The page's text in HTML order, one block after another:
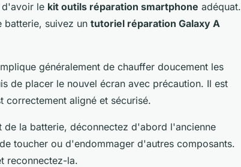
d'avoir le kit outils réparation smartphone adéquat.
batterie, suivez un tutoriel réparation Galaxy A
généralement de chauffer doucement les
de placer le nouvel écran avec précaution. Il est
correctement aligné et sécurisé.
de la batterie, déconnectez d'abord l'ancienne
toucher ou d'endommager d'autres composants.
reconnectez-la.